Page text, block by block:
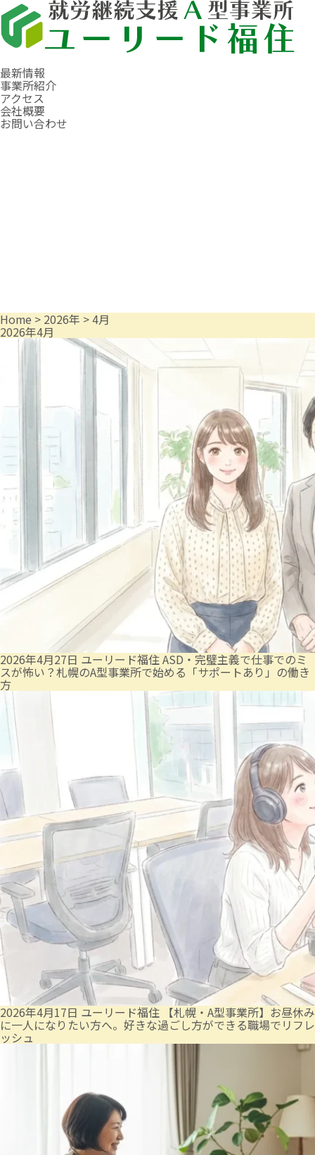
最新情報
事業所紹介
アクセス
会社概要
お問い合わせ
Home > 2026年 >4月
2026年4月
2026年4月27日 ユーリード福住ASD・完璧主義で仕事でのミ
スが怖い？札幌のA型事業所で始める「サポートあり」の働き
方
2026年4月17日 ユーリード福住 【札幌・A型事業所】お昼休み
に一人になりたい方へ。好きな過ごし方ができる職場でリフレ
ッシュ